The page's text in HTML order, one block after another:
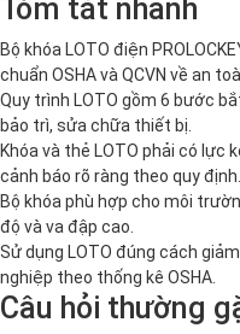
Tóm tắt nhanh
Bộ khóa LOTO điện
chuẩn OSHA và QCVN về an
Quy trình LOTO gồm 6 bước
bảo trì, sửa chữa thiết bị.
Khóa và thẻ LOTO phải có lực
cảnh báo rõ ràng theo quy định.
Bộ khóa phù hợp cho môi
độ và va đập cao.
Sử dụng LOTO đúng cách
nghiệp theo thống kê OSHA.
Câu hỏi thường